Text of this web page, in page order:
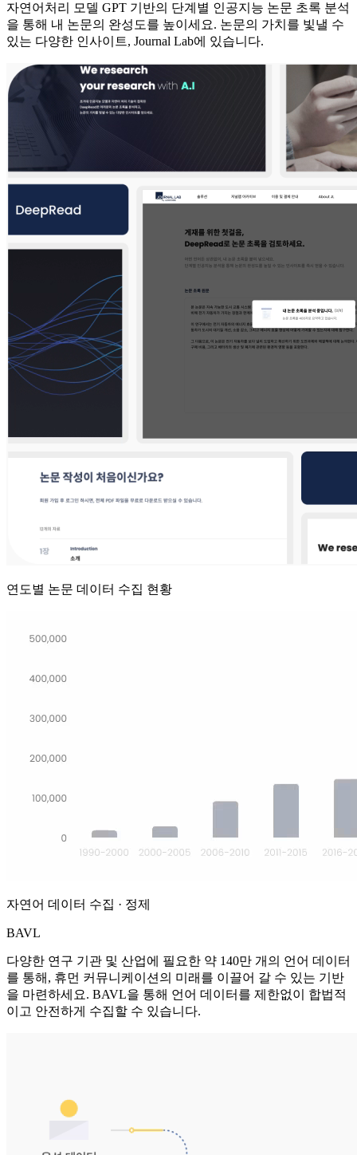
자연어처리 모델 GPT 기반의 단계별 인공지능 논문 초록 분석
을 통해 내 논문의 완성도를 높이세요. 논문의 가치를 빛낼 수
있는 다양한 인사이트, Journal Lab에 있습니다.
연도별 논문 데이터 수집 현황
자연어 데이터 수집 · 정제
BAVL
다양한 연구 기관 및 산업에 필요한 약 140만 개의 언어 데이터
를 통해, 휴먼 커뮤니케이션의 미래를 이끌어 갈 수 있는 기반
을 마련하세요. BAVL을 통해 언어 데이터를 제한없이 합법적
이고 안전하게 수집할 수 있습니다.